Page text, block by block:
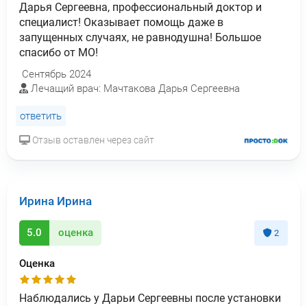
Дарья Сергеевна, профессиональный доктор и
специалист! Оказывает помощь даже в
запущенных случаях, не равнодушна! Большое
спасибо от МО!
Сентябрь 2024
Лечащий врач: Мачтакова Дарья Сергеевна
ответить
Отзыв оставлен через сайт
Ирина Ирина
5.0 оценка 2
Оценка
Наблюдались у Дарьи Сергеевны после установки